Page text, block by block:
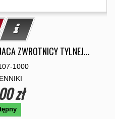
ZWROTNICY TYLNEJ...
1000
zł